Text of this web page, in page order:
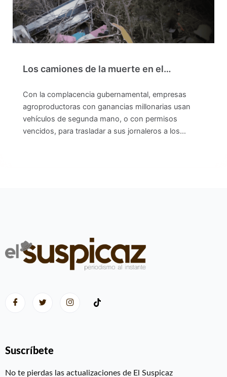
Los camiones de la muerte en el…
Con la complacencia gubernamental, empresas
agroproductoras con ganancias millonarias usan
vehículos de segunda mano, o con permisos
vencidos, para trasladar a sus jornaleros a los…
Suscríbete
No te pierdas las actualizaciones de El Suspicaz